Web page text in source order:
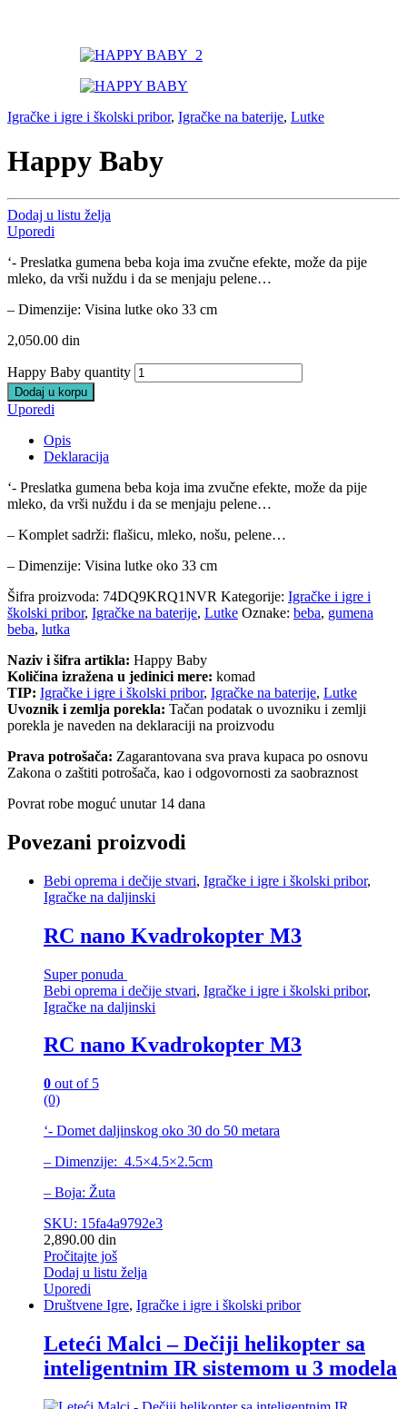
Igračke i igre i školski pribor, Igračke na baterije, Lutke
Happy Baby
Dodaj u listu želja
Uporedi
‘- Preslatka gumena beba koja ima zvučne efekte, može da pije
mleko, da vrši nuždu i da se menjaju pelene…
– Dimenzije: Visina lutke oko 33 cm
2,050.00 din
Happy Baby quantity
Dodaj u korpu
Uporedi
Opis
Deklaracija
‘- Preslatka gumena beba koja ima zvučne efekte, može da pije
mleko, da vrši nuždu i da se menjaju pelene…
– Komplet sadrži: flašicu, mleko, nošu, pelene…
– Dimenzije: Visina lutke oko 33 cm
Šifra proizvoda: 74DQ9KRQ1NVR Kategorije: Igračke i igre i
školski pribor, Igračke na baterije, Lutke Oznake: beba, gumena
beba, lutka
Naziv i šifra artikla: Happy Baby
Količina izražena u jedinici mere: komad
TIP: Igračke i igre i školski pribor, Igračke na baterije, Lutke
Uvoznik i zemlja porekla: Tačan podatak o uvozniku i zemlji
porekla je naveden na deklaraciji na proizvodu
Prava potrošača: Zagarantovana sva prava kupaca po osnovu
Zakona o zaštiti potrošača, kao i odgovornosti za saobraznost
Povrat robe moguć unutar 14 dana
Povezani proizvodi
Bebi oprema i dečije stvari, Igračke i igre i školski pribor,
Igračke na daljinski
RC nano Kvadrokopter M3
Super ponuda
Bebi oprema i dečije stvari, Igračke i igre i školski pribor,
Igračke na daljinski
RC nano Kvadrokopter M3
0 out of 5
(0)
‘- Domet daljinskog oko 30 do 50 metara
– Dimenzije: 4.5×4.5×2.5cm
– Boja: Žuta
SKU: 15fa4a9792e3
2,890.00 din
Pročitajte još
Dodaj u listu želja
Uporedi
Društvene Igre, Igračke i igre i školski pribor
Leteći Malci – Dečiji helikopter sa
inteligentnim IR sistemom u 3 modela